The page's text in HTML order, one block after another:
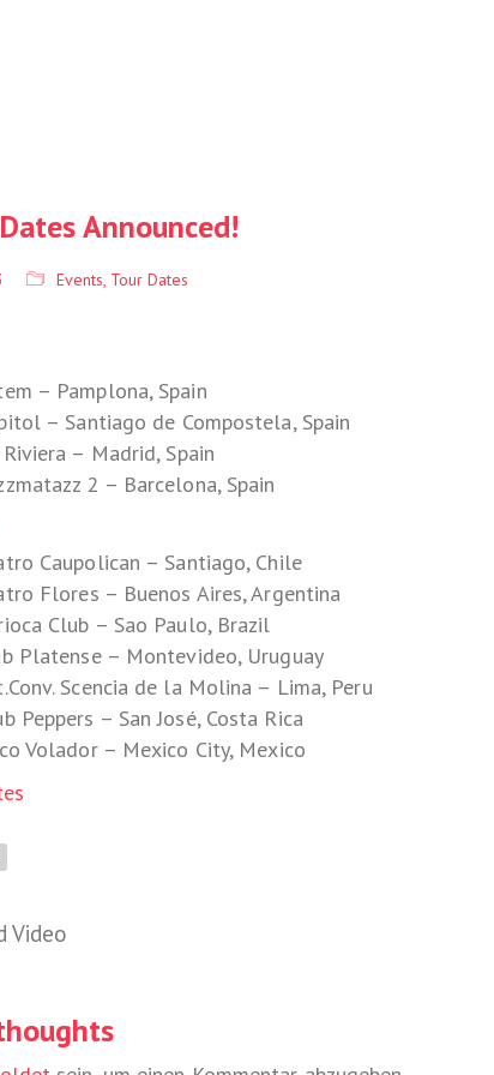
Announced!
Events, Tour Dates
– Pamplona, Spain
– Santiago de Compostela, Spain
– Madrid, Spain
2 – Barcelona, Spain
Caupolican – Santiago, Chile
Flores – Buenos Aires, Argentina
Club – Sao Paulo, Brazil
Platense – Montevideo, Uruguay
Scencia de la Molina – Lima, Peru
Peppers – San José, Costa Rica
Volador – Mexico City, Mexico
Video